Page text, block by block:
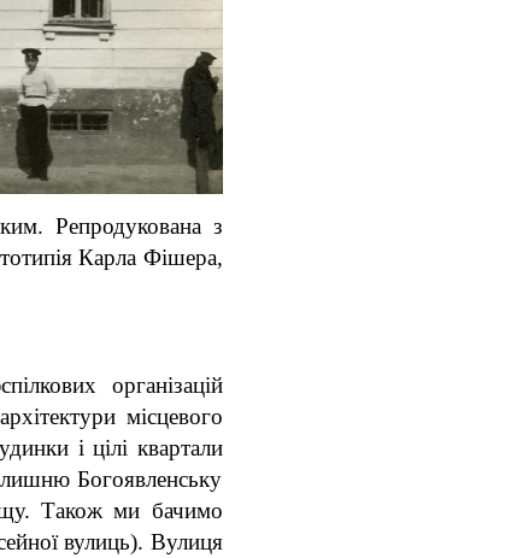
Репродукована з
Карла Фішера,
організацій
місцевого
і цілі квартали
Богоявленську
Також ми бачимо
вулиць). Вулиця